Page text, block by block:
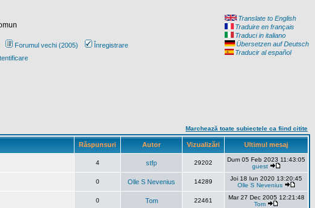
Forumul vechi (2005)
Înregistrare
Translate to English
Traduire en français
Traduci in italiano
Übersetzen auf Deutsch
Traducir al español
Marchează toate subiectele ca fiind citite
Răspunsuri Autor Vizualizări Ultimul mesaj
4 stfp 29202
Dum 05 Feb 2023 11:43:05
guest
0 Olle S Nevenius 14289
Joi 18 Iun 2020 13:20:45
Olle S Nevenius
0 Tom 22461
Mar 27 Dec 2005 12:21:48
Tom